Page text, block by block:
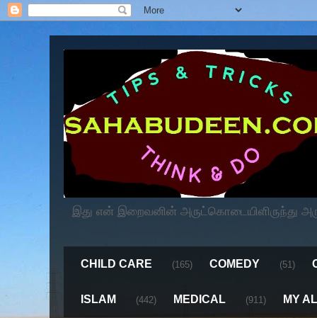
இது என் இறைவனின் அருட்கொடையிளிருந்து
CHILD CARE (165) COMEDY (51)
ISLAM (442) MEDICAL (911) MY